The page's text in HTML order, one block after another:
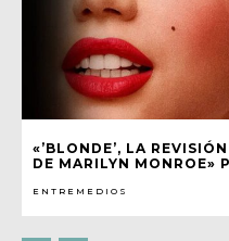
«’BLONDE’, LA
DE MARILYN MONROE»
ENTREMEDIOS